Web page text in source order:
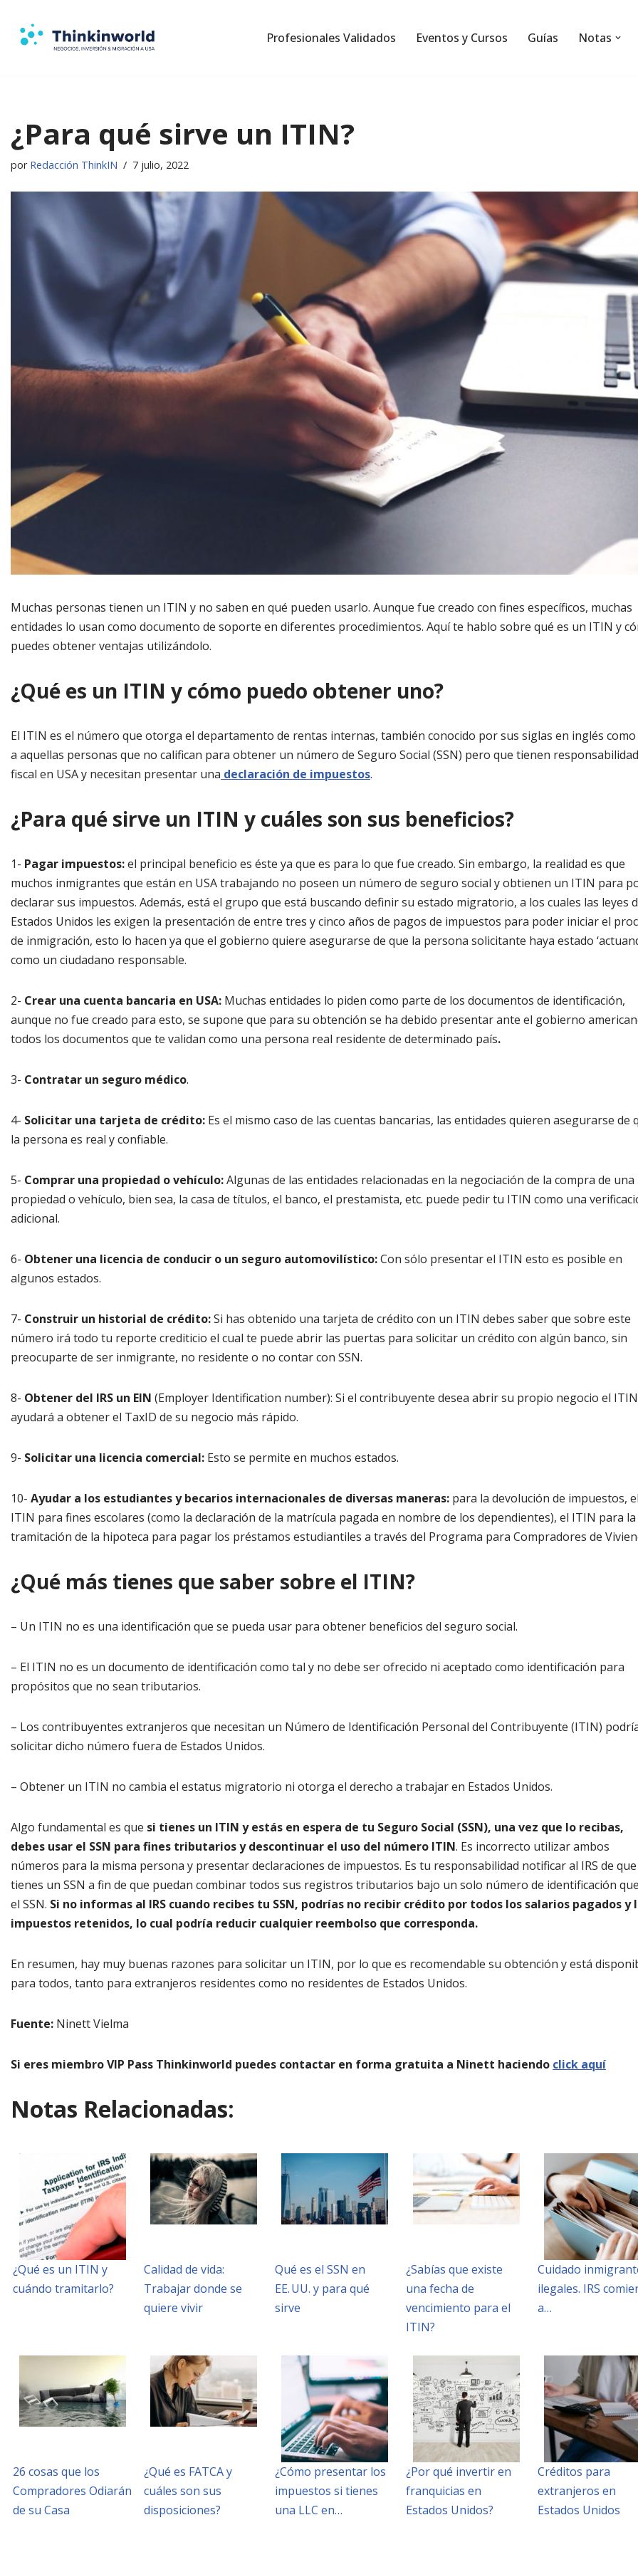
Saltar
Profesionales Validados Eventos y Cursos Guías Notas
¿Para qué sirve un ITIN?
por Redacción ThinkIN 7 julio, 2022
Muchas personas tienen un ITIN y no saben en qué pueden usarlo. Aunque fue creado con fines específicos, muchas
entidades lo usan como documento de soporte en diferentes procedimientos. Aquí te hablo sobre qué es un ITIN y
puedes obtener ventajas utilizándolo.
¿Qué es un ITIN y cómo puedo obtener uno?
El ITIN es el número que otorga el departamento de rentas internas, también conocido por sus siglas en inglés como
a aquellas personas que no califican para obtener un número de Seguro Social (SSN) pero que tienen responsabilidad
fiscal en USA y necesitan presentar una declaración de impuestos.
¿Para qué sirve un ITIN y cuáles son sus beneficios?
1- Pagar impuestos:el principal beneficio es éste ya que es para lo que fue creado. Sin embargo, la realidad es que
muchos inmigrantes que están en USA trabajando no poseen un número de seguro social y obtienen un ITIN para
declarar sus impuestos. Además, está el grupo que está buscando definir su estado migratorio, a los cuales las leyes
Estados Unidos les exigen la presentación de entre tres y cinco años de pagos de impuestos para poder iniciar el
de inmigración, esto lo hacen ya que el gobierno quiere asegurarse de que la persona solicitante haya estado
como un ciudadano responsable.
2- Crear una cuenta bancaria en USA: Muchas entidades lo piden como parte de los documentos de identificación,
aunque no fue creado para esto, se supone que para su obtención se ha debido presentar ante el gobierno
todos los documentos que te validan como una persona real residente de determinado país.
3- Contratar un seguro médico.
4- Solicitar una tarjeta de crédito: Es el mismo caso de las cuentas bancarias, las entidades quieren asegurarse de
la persona es real y confiable.
5- Comprar una propiedad o vehículo:Algunas de las entidades relacionadas en la negociación de la compra de una
propiedad o vehículo, bien sea, la casa de títulos, el banco, el prestamista, etc. puede pedir tu ITIN como una
adicional.
6- Obtener una licencia de conducir o un seguro automovilístico:Con sólo presentar el ITIN esto es posible en
algunos estados.
7- Construir un historial de crédito:Si has obtenido una tarjeta de crédito con un ITIN debes saber que sobre este
número irá todo tu reporte crediticio el cual te puede abrir las puertas para solicitar un crédito con algún banco, sin
preocuparte de ser inmigrante, no residente o no contar con SSN.
8- Obtener del IRS un EIN (Employer Identification number): Si el contribuyente desea abrir su propio negocio el
ayudará a obtener el TaxID de su negocio más rápido.
9- Solicitar una licencia comercial: Esto se permite en muchos estados.
10- Ayudar a los estudiantes y becarios internacionales de diversas maneras: para la devolución de impuestos,
ITIN para fines escolares (como la declaración de la matrícula pagada en nombre de los dependientes), el ITIN para la
tramitación de la hipoteca para pagar los préstamos estudiantiles a través del Programa para Compradores de
¿Qué más tienes que saber sobre el ITIN?
– Un ITIN no es una identificación que se pueda usar para obtener beneficios del seguro social.
– El ITIN no es un documento de identificación como tal y no debe ser ofrecido ni aceptado como identificación para
propósitos que no sean tributarios.
– Los contribuyentes extranjeros que necesitan un Número de Identificación Personal del Contribuyente (ITIN)
solicitar dicho número fuera de Estados Unidos.
– Obtener un ITIN no cambia el estatus migratorio ni otorga el derecho a trabajar en Estados Unidos.
Algo fundamental es que si tienes un ITIN y estás en espera de tu Seguro Social (SSN), una vez que lo recibas,
debes usar el SSN para fines tributarios y descontinuar el uso del número ITIN. Es incorrecto utilizar ambos
números para la misma persona y presentar declaraciones de impuestos. Es tu responsabilidad notificar al IRS de
tienes un SSN a fin de que puedan combinar todos sus registros tributarios bajo un solo número de identificación
el SSN. Si no informas al IRS cuando recibes tu SSN, podrías no recibir crédito por todos los salarios pagados y
impuestos retenidos, lo cual podría reducir cualquier reembolso que corresponda.
En resumen, hay muy buenas razones para solicitar un ITIN, por lo que es recomendable su obtención y está
para todos, tanto para extranjeros residentes como no residentes de Estados Unidos.
Fuente: Ninett Vielma
Si eres miembro VIP Pass Thinkinworld puedes contactar en forma gratuita a Ninett haciendo click aquí
Notas Relacionadas:
¿Qué es un ITIN y
cuándo tramitarlo?
Calidad de vida:
Trabajar donde se
quiere vivir
Qué es el SSN en
EE. UU. y para qué
sirve
¿Sabías que existe
una fecha de
vencimiento para el
ITIN?
Cuidado
ilegales. IRS
a…
26 cosas que los
Compradores Odiarán
de su Casa
¿Qué es FATCA y
cuáles son sus
disposiciones?
¿Cómo presentar los
impuestos si tienes
una LLC en…
¿Por qué invertir en
franquicias en
Estados Unidos?
Créditos para
extranjeros en
Estados Unidos